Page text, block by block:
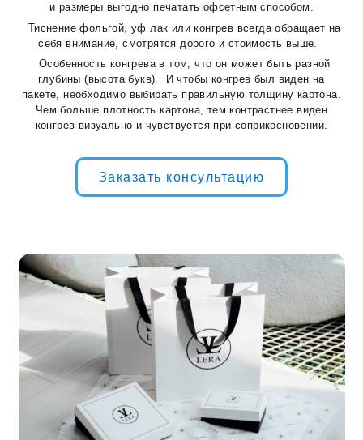
и размеры выгодно печатать офсетным способом.
Тиснение фольгой, уф лак или конгрев всегда обращает на
себя внимание, смотрятся дорого и стоимость выше.
Особенность конгрева в том, что он может быть разной
глубины (высота букв). И чтобы конгрев был виден на
пакете, необходимо выбирать правильную толщину картона.
Чем больше плотность картона, тем контрастнее виден
конгрев визуально и чувствуется при соприкосновении.
Заказать консультацию